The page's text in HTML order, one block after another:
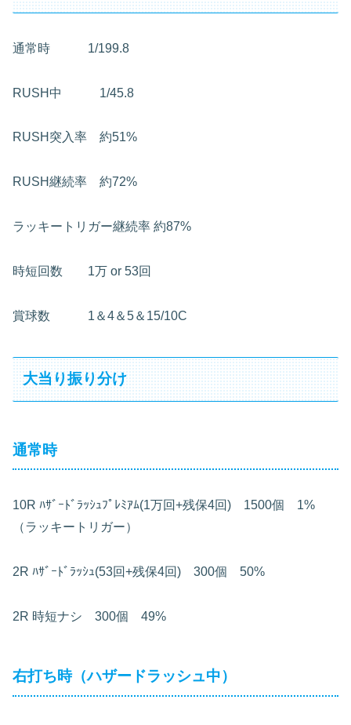
通常時 1/199.8
RUSH中 1/45.8
RUSH突入率 約51%
RUSH継続率 約72%
ラッキートリガー継続率 約87%
時短回数 1万 or 53回
賞球数 1＆4＆5＆15/10C
大当り振り分け
通常時
10R ﾊｻﾞｰﾄﾞﾗｯｼｭﾌﾟﾚﾐｱﾑ(1万回+残保4回) 1500個 1%
（ラッキートリガー）
2R ﾊｻﾞｰﾄﾞﾗｯｼｭ(53回+残保4回) 300個 50%
2R 時短ナシ 300個 49%
右打ち時（ハザードラッシュ中）